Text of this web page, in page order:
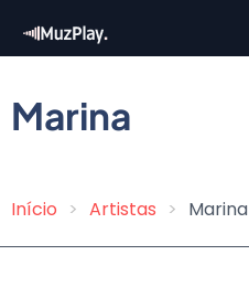
para
conteúdo
principal
Marina
Trilha
Início Artistas Marina